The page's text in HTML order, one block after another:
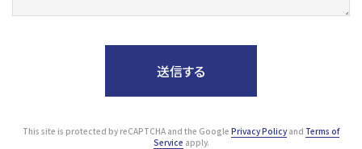
This site is protected by reCAPTCHA and the Google Privacy Policyand Terms of
Service apply.